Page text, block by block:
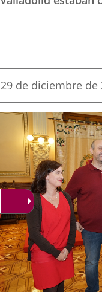
Fecha
la
noticia
29 de diciembre de